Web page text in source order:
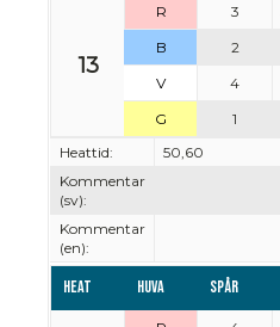
13
R 3
B
2
V
4
G
1
Heattid:
50,60
Kommentar
(sv):
Kommentar
(en):
Heat Huva Spår